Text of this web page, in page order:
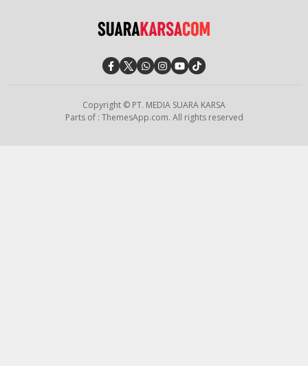
Copyright © PT. MEDIA SUARA KARSA
Parts of : ThemesApp.com. All rights reserved